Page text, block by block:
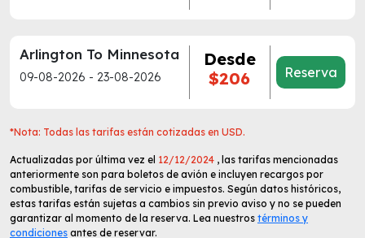
Arlington To Minnesota
09-08-2026 - 23-08-2026
Desde
$206
Reserva
*Nota: Todas las tarifas están cotizadas en USD.
Actualizadas por última vez el 12/12/2024 , las tarifas mencionadas
anteriormente son para boletos de avión e incluyen recargos por
combustible, tarifas de servicio e impuestos. Según datos históricos,
estas tarifas están sujetas a cambios sin previo aviso y no se pueden
garantizar al momento de la reserva. Lea nuestros términos y
condiciones antes de reservar.